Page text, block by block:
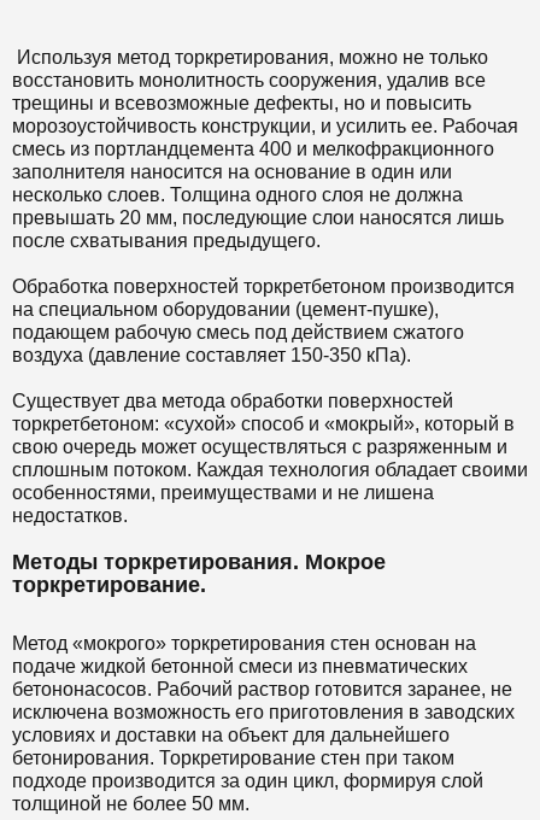
Используя метод торкретирования, можно не только
восстановить монолитность сооружения, удалив все
трещины и всевозможные дефекты, но и повысить
морозоустойчивость конструкции, и усилить ее. Рабочая
смесь из портландцемента 400 и мелкофракционного
заполнителя наносится на основание в один или
несколько слоев. Толщина одного слоя не должна
превышать 20 мм, последующие слои наносятся лишь
после схватывания предыдущего.
Обработка поверхностей торкретбетоном производится
на специальном оборудовании (цемент-пушке),
подающем рабочую смесь под действием сжатого
воздуха (давление составляет 150-350 кПа).
Существует два метода обработки поверхностей
торкретбетоном: «сухой» способ и «мокрый», который в
свою очередь может осуществляться с разряженным и
сплошным потоком. Каждая технология обладает своими
особенностями, преимуществами и не лишена
недостатков.
Методы торкретирования. Мокрое
торкретирование.
Метод «мокрого» торкретирования стен основан на
подаче жидкой бетонной смеси из пневматических
бетононасосов. Рабочий раствор готовится заранее, не
исключена возможность его приготовления в заводских
условиях и доставки на объект для дальнейшего
бетонирования. Торкретирование стен при таком
подходе производится за один цикл, формируя слой
толщиной не более 50 мм.